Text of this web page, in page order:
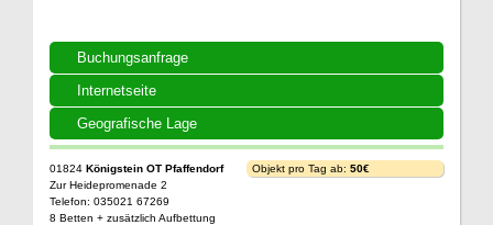
Buchungsanfrage
Internetseite
Geografische Lage
01824 Königstein OT Pfaffendorf
Zur Heidepromenade 2
Telefon: 035021 67269
8 Betten + zusätzlich Aufbettung
Objekt pro Tag ab: 50€